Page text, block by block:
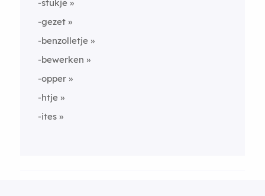
-stukje
-gezet
-benzolletje
-bewerken
-opper
-htje
-ites